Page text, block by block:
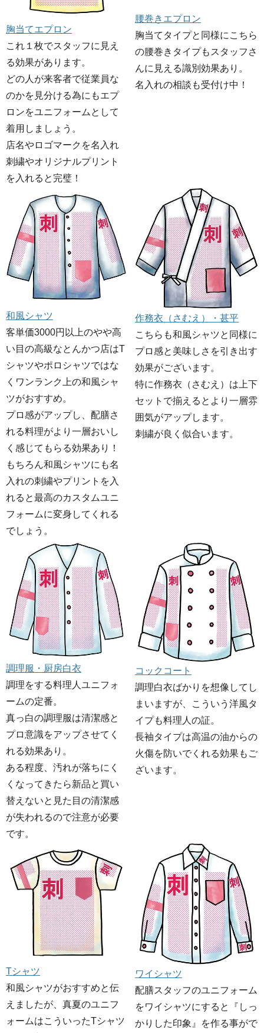
胸当てエプロン
これ１枚でスタッフに見え
る効果があります。
どの人が来客者で従業員な
のかを見分ける為にもエプ
ロンをユニフォームとして
着用しましょう。
店名やロゴマークを名入れ
刺繍やオリジナルプリント
を入れると完璧！
腰巻きエプロン
胸当てタイプと同様にこちら
の腰巻きタイプもスタッフさ
んに見える識別効果あり。
名入れの相談も受付け中！
和風シャツ
客単価3000円以上のやや高
い目の高級なとんかつ店はT
シャツやポロシャツではな
くワンランク上の和風シャ
ツがおすすめ。
プロ感がアップし、配膳さ
れる料理がより一層おいし
く感じてもらる効果あり！
もちろん和風シャツにも名
入れの刺繍やプリントを入
れると最高のカスタムユニ
フォームに変身してくれる
でしょう。
作務衣（さむえ）・甚平
こちらも和風シャツと同様に
プロ感と美味しさを引き出す
効果がございます。
特に作務衣（さむえ）は上下
セットで揃えるとより一層雰
囲気がアップします。
刺繍が良く似合います。
調理服・厨房白衣
調理をする料理人ユニフォ
ームの定番。
真っ白の調理服は清潔感と
プロ意識をアップさせてく
れる効果あり。
ある程度、汚れが落ちにく
くなってきたら新品と買い
替えないと見た目の清潔感
が失われるので注意が必要
です。
コックコート
調理白衣ばかりを想像してし
まいますが、こういう洋風タ
イプも料理人の証。
長袖タイプは高温の油からの
火傷を防いでくれる効果もご
ざいます。
Tシャツ
和風シャツがおすすめと伝
えましたが、真夏のユニフ
ォームはこういったTシャツ
ワイシャツ
配膳スタッフのユニフォーム
をワイシャツにすると『しっ
かりした印象』を作る事がで